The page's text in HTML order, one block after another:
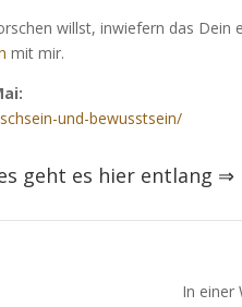
willst, inwiefern das Dein
mit mir.
und-bewusstsein/
geht es hier entlang ⇒
In einer